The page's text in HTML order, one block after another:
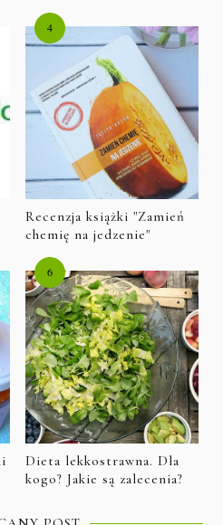
Recenzja książki "Zamień
chemię na jedzenie"
Dieta lekkostrawna. Dla
kogo? Jakie są zalecenia?